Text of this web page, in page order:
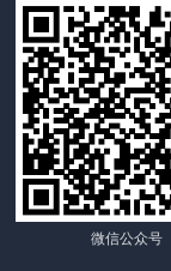
微信公众号